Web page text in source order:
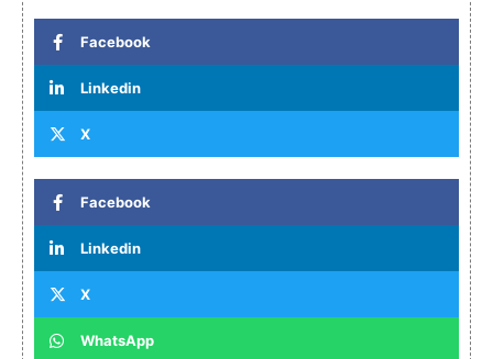
Facebook
Linkedin
X
Facebook
Linkedin
X
WhatsApp